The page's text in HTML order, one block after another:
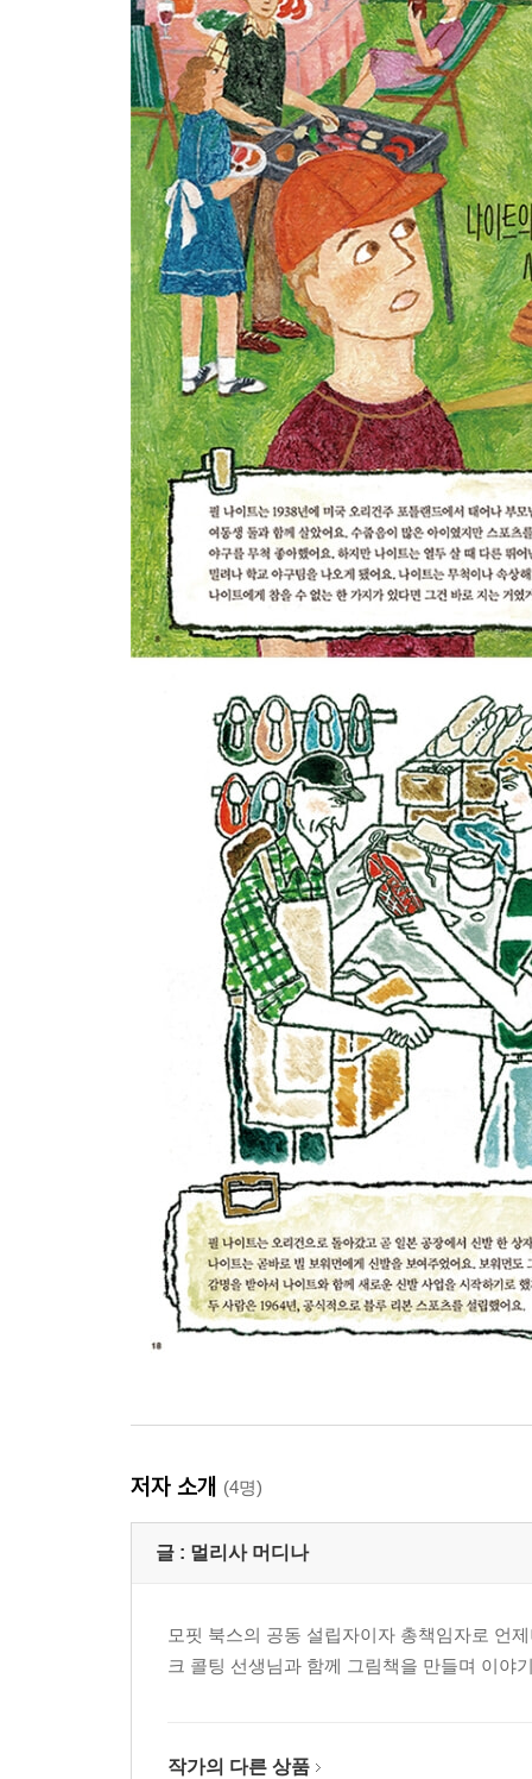
저자 소개 (4명)
글 : 멀리사 머디나
모핏 북스의 공동 설립자이자 총책임자로 언
크 콜팅 선생님과 함께 그림책을 만들며 이야
작가의 다른 상품